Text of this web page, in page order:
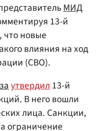
МИД
13-й
что новые
влияния на ход
(СВО).
утвердил13-й
В него вошли
лица. Санкции,
ограничение